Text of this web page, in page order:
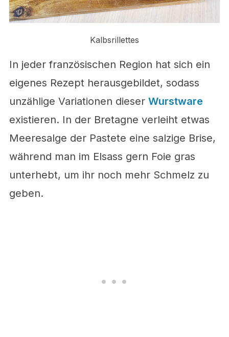
Kalbsrillettes
In jeder französischen Region hat sich ein
eigenes Rezept herausgebildet, sodass
unzählige Variationen dieser Wurstware
existieren. In der Bretagne verleiht etwas
Meeresalge der Pastete eine salzige Brise,
während man im Elsass gern Foie gras
unterhebt, um ihr noch mehr Schmelz zu
geben.